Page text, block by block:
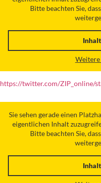
Bitte beachten Sie,
https://twitter.com/ZIP_online/
Sie sehen gerade einen
eigentlichen Inhalt
Bitte beachten Sie,